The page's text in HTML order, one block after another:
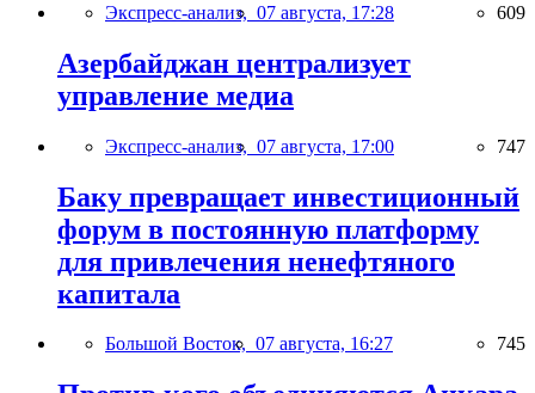
Экспресс-анализ, 07 августа, 17:28 609
Азербайджан централизует
управление медиа
Экспресс-анализ, 07 августа, 17:00 747
Баку превращает инвестиционный
форум в постоянную платформу
для привлечения ненефтяного
капитала
Большой Восток, 07 августа, 16:27 745